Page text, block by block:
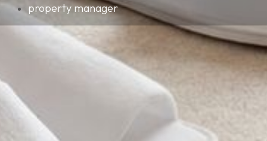
property manager